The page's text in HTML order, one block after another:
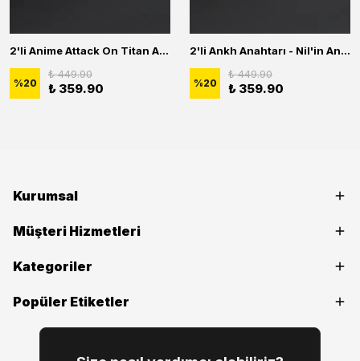
2'li Anime Attack On Titan Acrylic Maria Anime Naruto Erkek Kadın Kolye Seti
%20
₺ 449.90
₺ 359.90
2'li Ankh Anahtarı - Nil'in Anahtarı - Kuru Kafa Erkek Kadın Kolye Seti
%20
₺ 449.90
₺ 359.90
Kurumsal
Müşteri Hizmetleri
Kategoriler
Popüler Etiketler